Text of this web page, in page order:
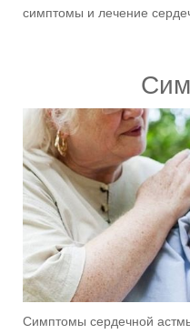
симптомы и лечение
Симптомы сердечной